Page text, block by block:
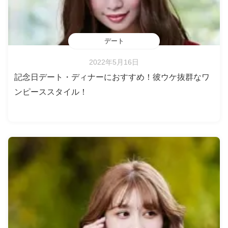
デート
2022年5月16日
記念日デート・ディナーにおすすめ！彼ウケ抜群なワ
ンピーススタイル！